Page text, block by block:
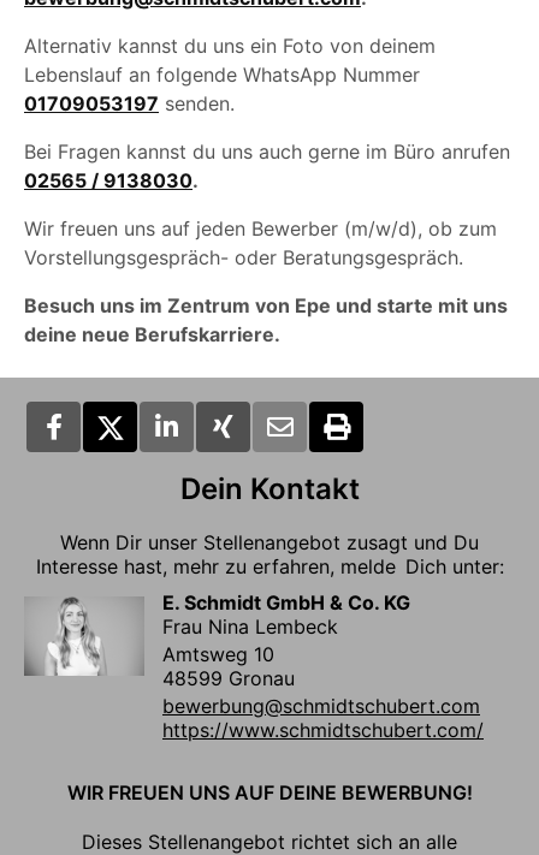
Alternativ kannst du uns ein Foto von deinem
Lebenslauf an folgende WhatsApp Nummer
01709053197 senden.
Bei Fragen kannst du uns auch gerne im Büro anrufen
02565 / 9138030.
Wir freuen uns auf jeden Bewerber (m/w/d), ob zum
Vorstellungsgespräch- oder Beratungsgespräch.
Besuch uns im Zentrum von Epe und starte mit uns
deine neue Berufskarriere.
Dein Kontakt
Wenn Dir unser Stellenangebot zusagt und Du
Interesse hast, mehr zu erfahren, melde Dich unter:
E. Schmidt GmbH & Co. KG
Frau Nina Lembeck
Amtsweg 10
48599 Gronau
bewerbung@schmidtschubert.com
https://www.schmidtschubert.com/
WIR FREUEN UNS AUF DEINE BEWERBUNG!
Dieses Stellenangebot richtet sich an alle